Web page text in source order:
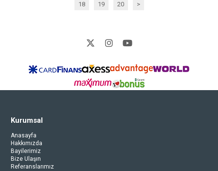
18 19 20 >
Kurumsal
Anasayfa
Hakkımızda
Bayilerimiz
Bize Ulaşın
Referanslarımız